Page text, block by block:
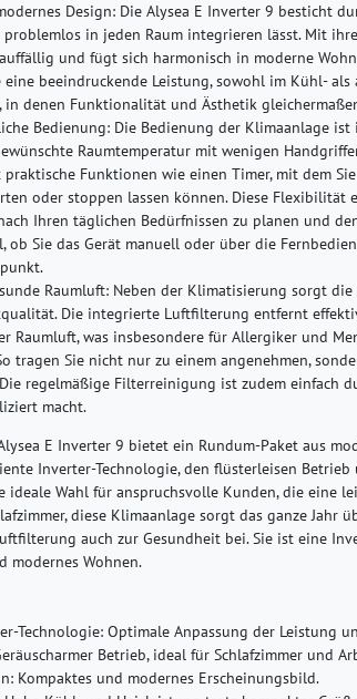
Design: Die Alysea E Inverter 9 besticht
problemlos in jeden Raum integrieren lässt. Mit
und fügt sich harmonisch in moderne
beeindruckende Leistung, sowohl im Kühl- als
in denen Funktionalität und Ästhetik
Bedienung: Die Bedienung der Klimaanlage
Raumtemperatur mit wenigen
praktische Funktionen wie einen Timer, mit dem
oder stoppen lassen können. Diese Flexibilität
Ihren täglichen Bedürfnissen zu planen und
ob Sie das Gerät manuell oder über die
Raumluft: Neben der Klimatisierung sorgt
Die integrierte Luftfilterung entfernt
Raumluft, was insbesondere für Allergiker und
tragen Sie nicht nur zu einem angenehmen,
regelmäßige Filterreinigung ist zudem einfach
macht.
E Inverter 9 bietet ein Rundum-Paket aus
Inverter-Technologie, den flüsterleisen
ideale Wahl für anspruchsvolle Kunden, die eine
diese Klimaanlage sorgt das ganze Jahr
auch zur Gesundheit bei. Sie ist eine
modernes Wohnen.
Technologie: Optimale Anpassung der Leistung
Betrieb, ideal für Schlafzimmer und
Kompaktes und modernes Erscheinungsbild.